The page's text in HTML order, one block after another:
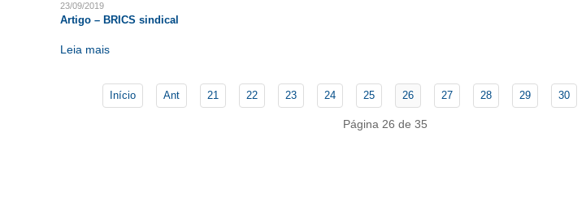
23/09/2019
Artigo – BRICS sindical
Leia mais
Início Ant 21 22 23 24 25 26 27 28 29 30
Página 26 de 35